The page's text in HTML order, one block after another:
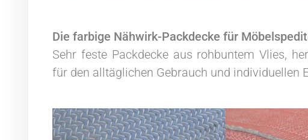
Die farbige Nähwirk-Packdecke für
Sehr feste Packdecke aus rohbuntem Vlies,
für den alltäglichen Gebrauch und individuellen